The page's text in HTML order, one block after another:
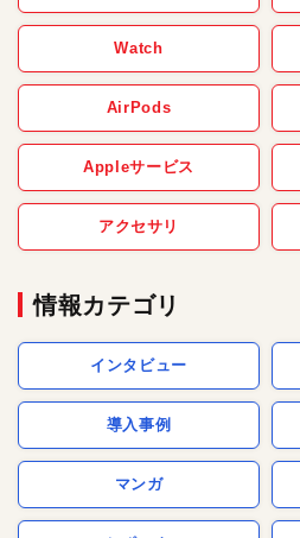
Watch
AirPods
Appleサービス
アクセサリ
情報カテゴリ
インタビュー
導入事例
マンガ